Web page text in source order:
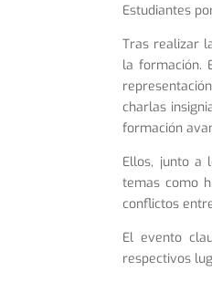
Estudiantes
Tras realizar
la formación.
charlas
formación
Ellos, junto a
temas como
conflictos
El evento
respectivos